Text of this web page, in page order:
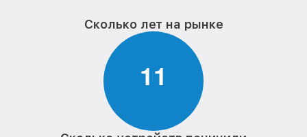
Сколько лет на рынке
11